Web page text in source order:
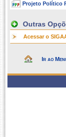
Projeto Político
Outras
Acessar o
Ir ao